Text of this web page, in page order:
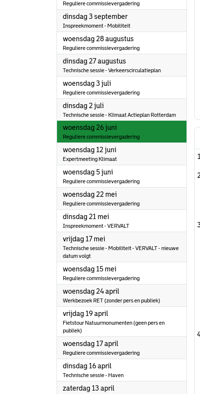
Reguliere commissievergadering
dinsdag 3 september2024
Inspreekmoment - Mobiliteit
woensdag 28 augustus
Reguliere commissievergadering
dinsdag 27 augustus
Technische sessie - Verkeerscirculatieplan
woensdag 3 juli
Reguliere commissievergadering
dinsdag 2 juli
Technische sessie - Klimaat Actieplan Rotterdam
woensdag 26 juni
Reguliere commissievergadering
woensdag 12 juni
Expertmeeting Klimaat
woensdag 5 juni
Reguliere commissievergadering
woensdag 22 mei
Reguliere commissievergadering
dinsdag 21 mei
Inspreekmoment - VERVALT
vrijdag 17 mei
Technische sessie - Mobiliteit - VERVALT - nieuwe
datum volgt
woensdag 15 mei
Reguliere commissievergadering
woensdag 24 april
Werkbezoek RET (zonder pers en publiek)
vrijdag 19 april
Fietstour Natuurmonumenten (geen pers en
publiek)
woensdag 17 april
Reguliere commissievergadering
dinsdag 16 april
Technische sessie - Haven
zaterdag 13 april